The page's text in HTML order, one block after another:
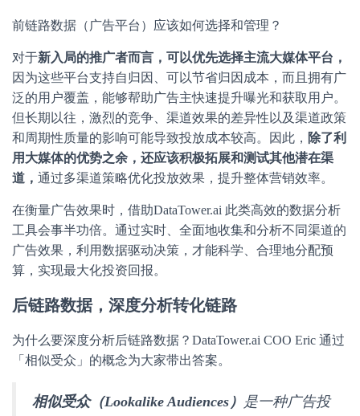
前链路数据（广告平台）应该如何选择和管理？
对于新入局的推广者而言，可以优先选择主流大媒体平台，
因为这些平台支持自归因、可以节省归因成本，而且拥有广
泛的用户覆盖，能够帮助广告主快速提升曝光和获取用户。
但长期以往，激烈的竞争、渠道效果的差异性以及渠道政策
和周期性质量的影响可能导致投放成本较高。因此， 除了利
用大媒体的优势之余，还应该积极拓展和测试其他潜在渠
道， 通过多渠道策略优化投放效果，提升整体营销效率。
在衡量广告效果时，借助DataTower.ai 此类高效的数据分析
工具会事半功倍。通过实时、全面地收集和分析不同渠道的
广告效果，利用数据驱动决策，才能科学、合理地分配预
算，实现最大化投资回报。
后链路数据，深度分析转化链路
为什么要深度分析后链路数据？DataTower.ai COO Eric 通过
「相似受众」的概念为大家带出答案。
相似受众（Lookalike Audiences） 是一种广告投